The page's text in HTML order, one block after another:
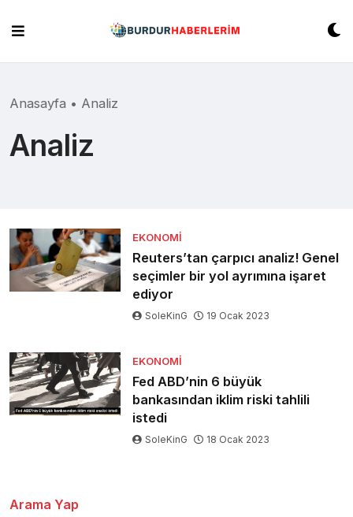
content
Anasayfa • Analiz
Analiz
EKONOMI
Reuters’tan çarpıcı analiz! Genel
seçimler bir yol ayrımına işaret
ediyor
SoleKinG 19 Ocak 2023
EKONOMI
Fed ABD’nin 6 büyük
bankasından iklim riski tahlili
istedi
SoleKinG 18 Ocak 2023
Arama Yap